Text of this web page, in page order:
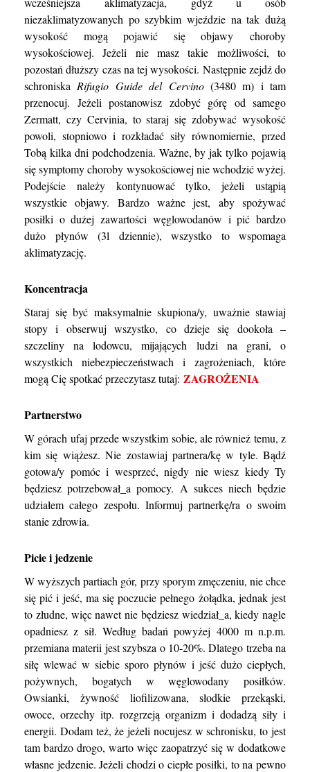
niezaklimatyzowanych po szybkim wjeździe na tak dużą
wysokość mogą pojawić się objawy choroby
wysokościowej. Jeżeli nie masz takie możliwości, to
pozostań dłuższy czas na tej wysokości. Następnie zejdź do
schroniska Rifugio Guide del Cervino(3480 m) i tam
przenocuj. Jeżeli postanowisz zdobyć górę od samego
Zermatt, czy Cervinia, to staraj się zdobywać wysokość
powoli, stopniowo i rozkładać siły równomiernie, przed
Tobą kilka dni podchodzenia. Ważne, by jak tylko pojawią
się symptomy choroby wysokościowej nie wchodzić wyżej.
Podejście należy kontynuować tylko, jeżeli ustąpią
wszystkie objawy. Bardzo ważne jest, aby spożywać
posiłki o dużej zawartości węglowodanów i pić bardzo
dużo płynów (3l dziennie), wszystko to wspomaga
aklimatyzację.
Koncentracja
Staraj się być maksymalnie skupiona/y, uważnie stawiaj
stopy i obserwuj wszystko, co dzieje się dookoła –
szczeliny na lodowcu, mijających ludzi na grani, o
wszystkich niebezpieczeństwach i zagrożeniach, które
mogą Cię spotkać przeczytasz tutaj: ZAGROŻENIA
Partnerstwo
W górach ufaj przede wszystkim sobie, ale również temu, z
kim się wiążesz. Nie zostawiaj partnera/kę w tyle. Bądź
gotowa/y pomóc i wesprzeć, nigdy nie wiesz kiedy Ty
będziesz potrzebował_a pomocy. A sukces niech będzie
udziałem całego zespołu. Informuj partnerkę/ra o swoim
stanie zdrowia.
Picie i jedzenie
W wyższych partiach gór, przy sporym zmęczeniu, nie chce
się pić i jeść, ma się poczucie pełnego żołądka, jednak jest
to złudne, więc nawet nie będziesz wiedział_a, kiedy nagle
opadniesz z sił. Według badań powyżej 4000 m n.p.m.
przemiana materii jest szybsza o 10-20%. Dlatego trzeba na
siłę wlewać w siebie sporo płynów i jeść dużo ciepłych,
pożywnych, bogatych w węglowodany posiłków.
Owsianki, żywność liofilizowana, słodkie przekąski,
owoce, orzechy itp. rozgrzeją organizm i dodadzą siły i
energii. Dodam też, że jeżeli nocujesz w schronisku, to jest
tam bardzo drogo, warto więc zaopatrzyć się w dodatkowe
własne jedzenie. Jeżeli chodzi o ciepłe posiłki, to na pewno